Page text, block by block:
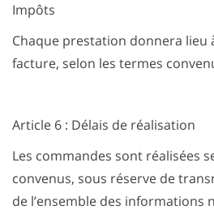
Impôts
Chaque prestation donnera lieu
facture, selon les termes
Article 6 : Délais de réalisation
Les commandes sont réalisées
convenus, sous réserve de
de l’ensemble des informations